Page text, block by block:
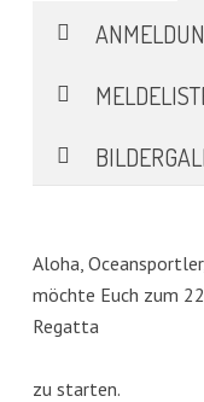
Aloha,
möchte Euch zum
Regatta
zu starten.